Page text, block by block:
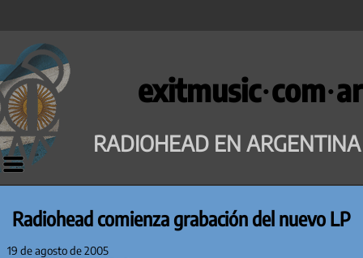
Saltar
al
contenido
exitmusic·com·ar
RADIOHEAD EN ARGENTINA
Radiohead comienza grabación del nuevo LP
19 de agosto de 2005